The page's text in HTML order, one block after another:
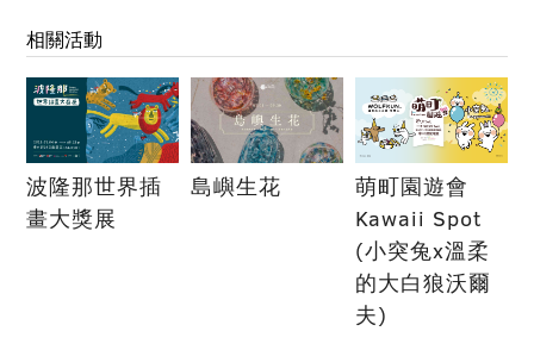
相關活動
波隆那世界插
畫大獎展
島嶼生花
萌町園遊會
Kawaii Spot
(小突兔x溫柔
的大白狼沃爾
夫)